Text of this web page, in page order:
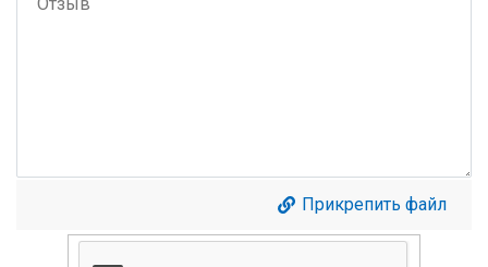
Прикрепить файл